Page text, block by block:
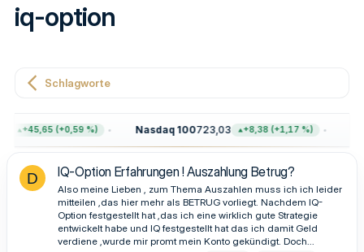
iq-option
Schlagworte
+45,65 (+0,59 %) Nasdaq 100723,03 +8,38 (+1,17 %)
D IQ-Option Erfahrungen ! Auszahlung Betrug?
Also meine Lieben , zum Thema Auszahlen muss ich ich leider
mitteilen ,das hier mehr als BETRUG vorliegt. Nachdem IQ-
Option festgestellt hat ,das ich eine wirklich gute Strategie
entwickelt habe und IQ festgestellt hat das ich damit Geld
verdiene ,wurde mir promt mein Konto gekündigt. Doch...